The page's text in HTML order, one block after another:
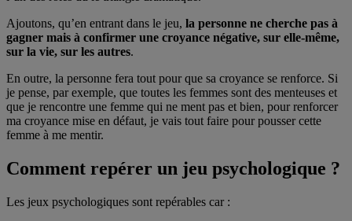
Ajoutons, qu’en entrant dans le jeu, la personne ne cherche pas à
gagner mais à confirmer une croyance négative, sur elle-même,
sur la vie, sur les autres.
En outre, la personne fera tout pour que sa croyance se renforce. Si
je pense, par exemple, que toutes les femmes sont des menteuses et
que je rencontre une femme qui ne ment pas et bien, pour renforcer
ma croyance mise en défaut, je vais tout faire pour pousser cette
femme à me mentir.
Comment repérer un jeu psychologique ?
Les jeux psychologiques sont repérables car :